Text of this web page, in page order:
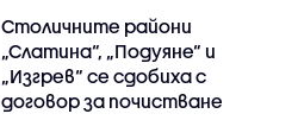
Столичните райони
„Слатина“, „Подуяне“ и
„Изгрев“ се сдобиха с
договор за почистване